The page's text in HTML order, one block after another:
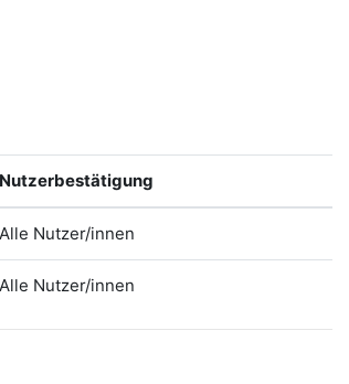
Nutzerbestätigung
Alle Nutzer/innen
Alle Nutzer/innen